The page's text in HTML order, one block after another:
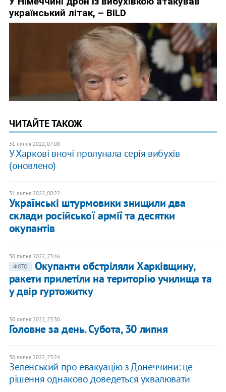
ЧИТАЙТЕ ТАКОЖ
31 липня 2022, 07:08
У Харкові вночі пролунала серія вибухів
(оновлено)
31 липня 2022, 00:22
Українські штурмовики знищили два
склади російської армії та десятки
окупантів
30 липня 2022, 23:46
ФОТО
Окупанти обстріляли Харківщину,
ракети прилетіли на територію училища та
у двір гуртожитку
30 липня 2022, 23:30
Головне за день. Субота, 30 липня
30 липня 2022, 23:24
Зеленський про евакуацію з Донеччини: це
рішення однаково доведеться ухвалювати